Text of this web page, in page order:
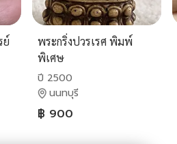
ย์
พระกริ่งปวรเรศ พิมพ์
พิเศษ
ปี 2500
นนทบุรี
฿ 900